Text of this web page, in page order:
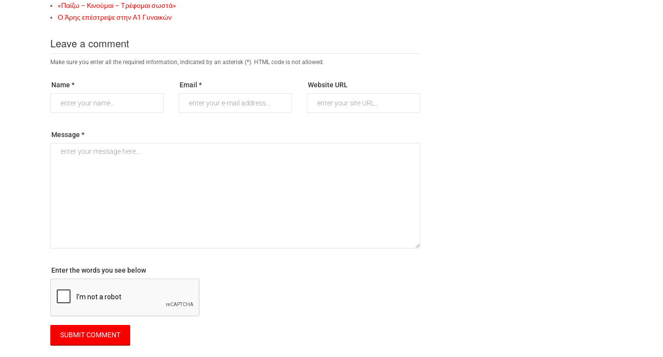
«Παίζω – Κινούμαι – Τρέφομαι σωστά»
Ο Άρης επέστρεψε στην Α1 Γυναικών
Leave a comment
Make sure you enter all the required information, indicated by an asterisk (*). HTML code is not allowed.
Name * Email * Website URL
Message *
Enter the words you see below